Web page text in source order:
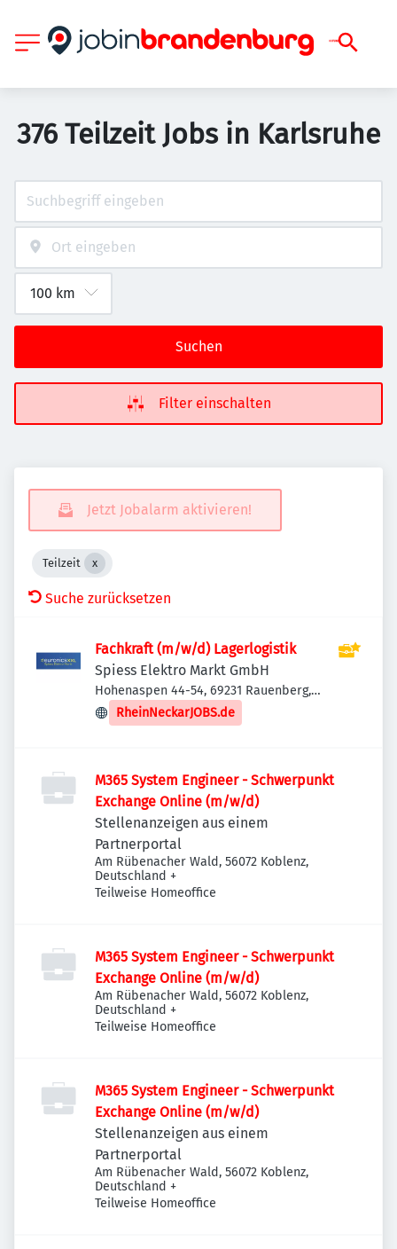
376 Teilzeit Jobs in Karlsruhe
Suchen
Filter einschalten
Jetzt Jobalarm aktivieren!
Teilzeit
Suche zurücksetzen
Fachkraft (m/w/d) Lagerlogistik
Spiess Elektro Markt GmbH
Hohenaspen 44-54, 69231 Rauenberg,
Deutschland
RheinNeckarJOBS.de
M365 System Engineer - Schwerpunkt
Exchange Online (m/w/d)
Stellenanzeigen aus einem
Partnerportal
Am Rübenacher Wald, 56072 Koblenz,
Deutschland +
Teilweise Homeoffice
M365 System Engineer - Schwerpunkt
Exchange Online (m/w/d)
Am Rübenacher Wald, 56072 Koblenz,
Deutschland +
Teilweise Homeoffice
M365 System Engineer - Schwerpunkt
Exchange Online (m/w/d)
Stellenanzeigen aus einem
Partnerportal
Am Rübenacher Wald, 56072 Koblenz,
Deutschland +
Teilweise Homeoffice